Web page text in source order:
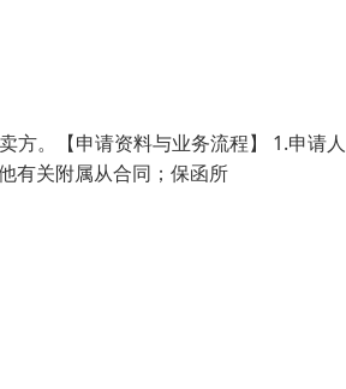
方。【申请资料与业务流程】 1.申请
有关附属从合同；保函所